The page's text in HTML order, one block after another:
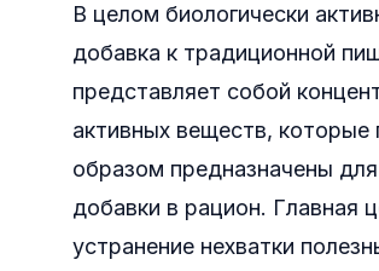
В целом биологически
добавка к традиционной
представляет собой
активных веществ, которые
образом предназначены для
добавки в рацион. Главная
устранение нехватки